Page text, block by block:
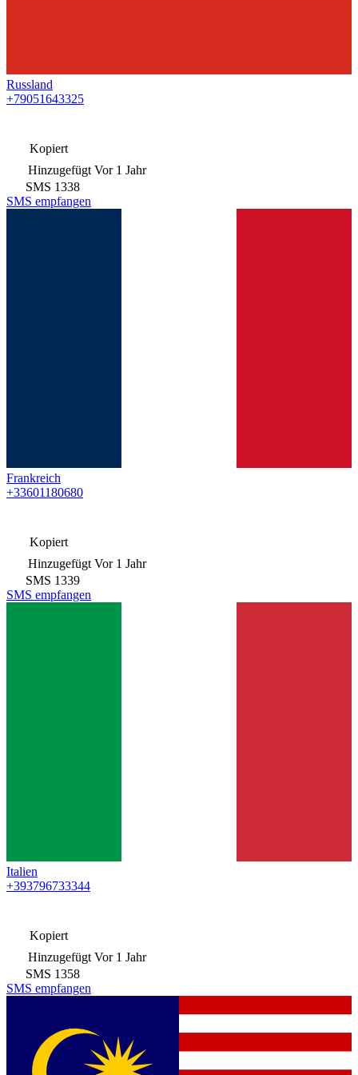
Russland
+79051643325
Kopiert
Hinzugefügt Vor 1 Jahr
SMS 1338
SMS empfangen
Frankreich
+33601180680
Kopiert
Hinzugefügt Vor 1 Jahr
SMS 1339
SMS empfangen
Italien
+393796733344
Kopiert
Hinzugefügt Vor 1 Jahr
SMS 1358
SMS empfangen